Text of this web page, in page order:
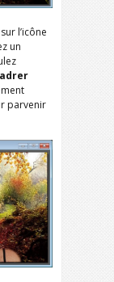
l’icône
un
parvenir